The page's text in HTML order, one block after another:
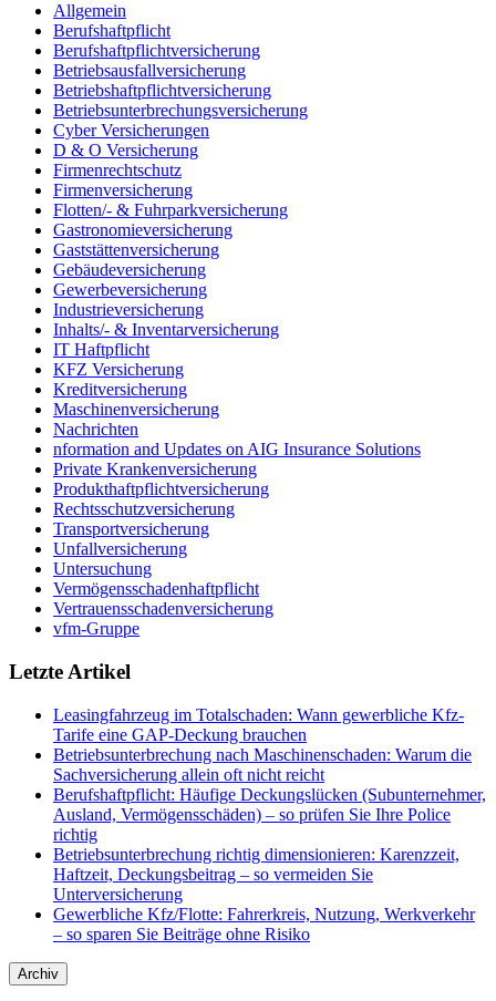
Allgemein
Berufshaftpflicht
Berufshaftpflichtversicherung
Betriebsausfallversicherung
Betriebshaftpflichtversicherung
Betriebsunterbrechungsversicherung
Cyber Versicherungen
D & O Versicherung
Firmenrechtschutz
Firmenversicherung
Flotten/- & Fuhrparkversicherung
Gastronomieversicherung
Gaststättenversicherung
Gebäudeversicherung
Gewerbeversicherung
Industrieversicherung
Inhalts/- & Inventarversicherung
IT Haftpflicht
KFZ Versicherung
Kreditversicherung
Maschinenversicherung
Nachrichten
nformation and Updates on AIG Insurance Solutions
Private Krankenversicherung
Produkthaftpflichtversicherung
Rechtsschutzversicherung
Transportversicherung
Unfallversicherung
Untersuchung
Vermögensschadenhaftpflicht
Vertrauensschadenversicherung
vfm-Gruppe
Letzte Artikel
Leasingfahrzeug im Totalschaden: Wann gewerbliche Kfz-
Tarife eine GAP-Deckung brauchen
Betriebsunterbrechung nach Maschinenschaden: Warum die
Sachversicherung allein oft nicht reicht
Berufshaftpflicht: Häufige Deckungslücken (Subunternehmer,
Ausland, Vermögensschäden) – so prüfen Sie Ihre Police
richtig
Betriebsunterbrechung richtig dimensionieren: Karenzzeit,
Haftzeit, Deckungsbeitrag – so vermeiden Sie
Unterversicherung
Gewerbliche Kfz/Flotte: Fahrerkreis, Nutzung, Werkverkehr
– so sparen Sie Beiträge ohne Risiko
Archiv